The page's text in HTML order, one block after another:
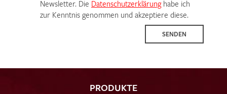
Newsletter. Die Datenschutzerklärunghabe ich
zur Kenntnis genommen und akzeptiere diese.
SENDEN
PRODUKTE